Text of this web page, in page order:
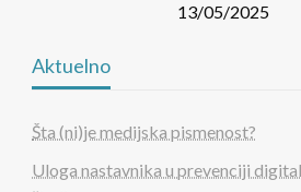
13/05/2025
MEDIJSKA PISMENOST
Uvid u svet medija,
roditelja i škole
Aktuelno
Šta (ni)je medijska pismenost?
Uloga nastavnika u prevenciji